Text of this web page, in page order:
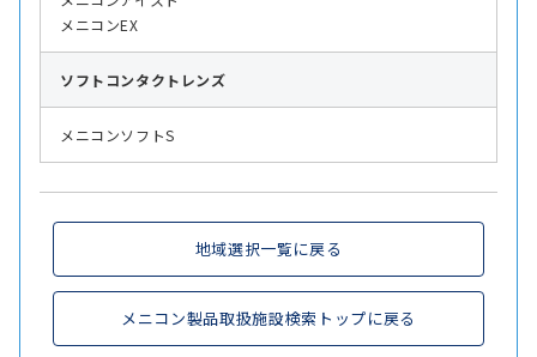
メニコンEX
ソフト コンタクトレンズ
メニコンソフトS
地域選択一覧に戻る
メニコン製品取扱施設検索トップに戻る